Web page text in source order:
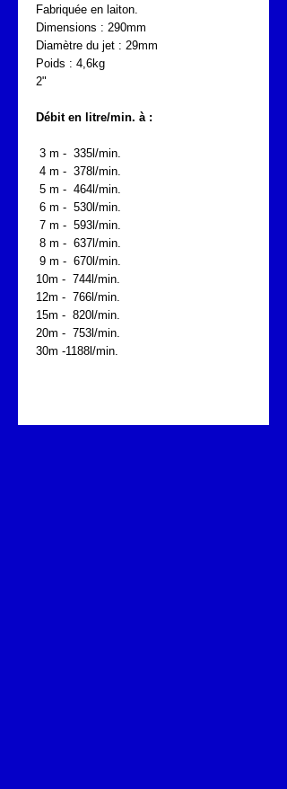
Fabriquée en laiton.
Dimensions : 290mm
Diamètre du jet : 29mm
Poids : 4,6kg
2"
Débit en litre/min. à :
3 m - 335l/min.
4 m - 378l/min.
5 m - 464l/min.
6 m - 530l/min.
7 m - 593l/min.
8 m - 637l/min.
9 m - 670l/min.
10m - 744l/min.
12m - 766l/min.
15m - 820l/min.
20m - 753l/min.
30m -1188l/min.